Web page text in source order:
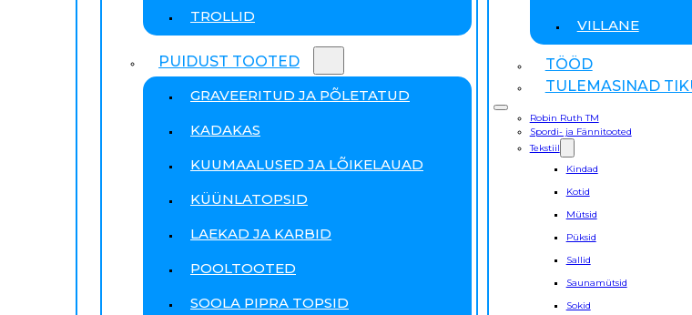
TROLLID
PUIDUST TOOTED
GRAVEERITUD JA PÕLETATUD
KADAKAS
KUUMAALUSED JA LÕIKELAUAD
KÜÜNLATOPSID
LAEKAD JA KARBID
POOLTOOTED
SOOLA PIPRA TOPSID
VILLANE
TÖÖD
TULEMASINAD
Robin Ruth TM
Spordi- ja Fännitooted
Tekstiil
Kindad
Kotid
Mütsid
Püksid
Sallid
Saunamütsid
Sokid